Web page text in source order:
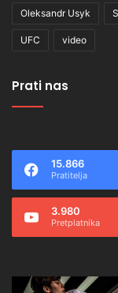
Oleksandr Usyk
UFC video
Prati nas
15.866
Pratitelja
3.980
Pretplatnika